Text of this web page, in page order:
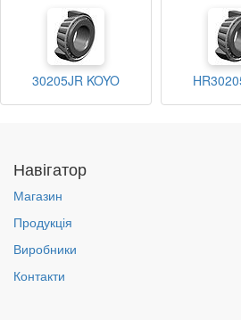
30205JR KOYO
Навігатор
Магазин
Продукція
Виробники
Контакти